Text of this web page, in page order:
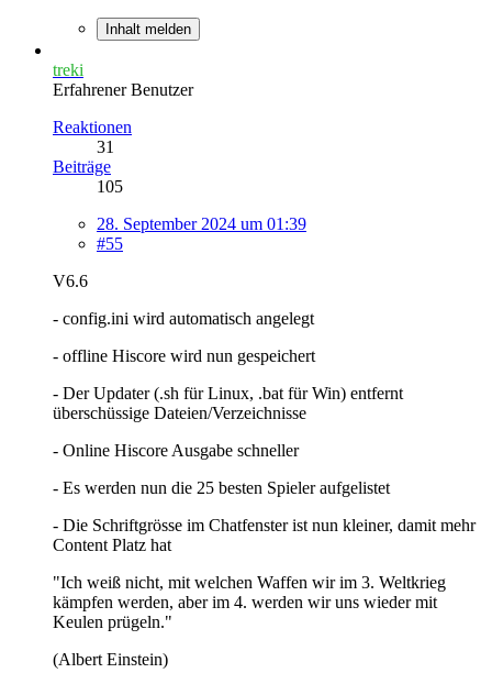
Inhalt melden
treki
Erfahrener Benutzer
Reaktionen
31
Beiträge
105
28. September 2024 um 01:39
#55
V6.6
- config.ini wird automatisch angelegt
- offline Hiscore wird nun gespeichert
- Der Updater (.sh für Linux, .bat für Win) entfernt
überschüssige Dateien/Verzeichnisse
- Online Hiscore Ausgabe schneller
- Es werden nun die 25 besten Spieler aufgelistet
- Die Schriftgrösse im Chatfenster ist nun kleiner, damit mehr
Content Platz hat
"Ich weiß nicht, mit welchen Waffen wir im 3. Weltkrieg
kämpfen werden, aber im 4. werden wir uns wieder mit
Keulen prügeln."
(Albert Einstein)